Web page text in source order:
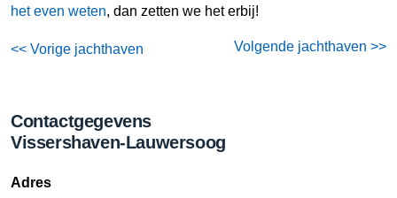
het even weten, dan zetten we het erbij!
<< Vorige jachthaven Volgende jachthaven >>
Contactgegevens
Vissershaven-Lauwersoog
Adres